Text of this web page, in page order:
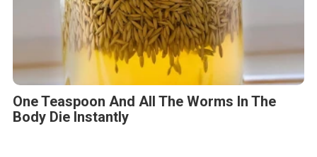
One Teaspoon And All The Worms In The
Body Die Instantly